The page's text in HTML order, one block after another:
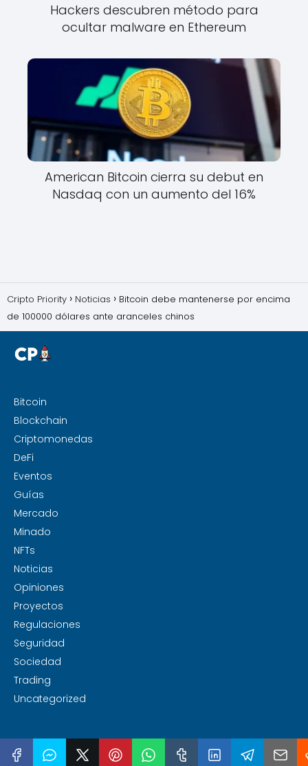
Hackers descubren método para
ocultar malware en Ethereum
American Bitcoin cierra su debut en
Nasdaq con un aumento del 16%
Cripto Priority Noticias
Bitcoin debe mantenerse por encima
de 100000 dólares ante aranceles chinos
Bitcoin
Blockchain
Criptomonedas
DeFi
Eventos
Guías
Mercado
Minado
NFTs
Noticias
Opiniones
Proyectos
Regulaciones
Seguridad
Sociedad
Trading
Uncategorized